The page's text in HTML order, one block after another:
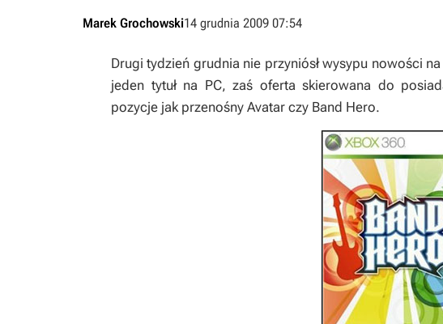
Marek Grochowski14 grudnia 2009 07:54
Drugi tydzień grudnia nie przyniósł wysypu nowości
jeden tytuł na PC, zaś oferta skierowana do
pozycje jak przenośny Avatar czy Band Hero.